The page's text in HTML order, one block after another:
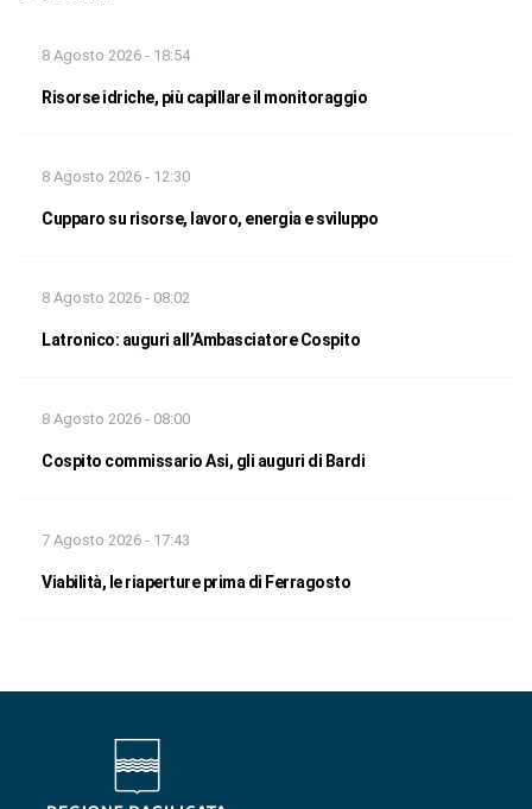
8 Agosto 2026 - 18:54
Risorse idriche, più capillare il monitoraggio
8 Agosto 2026 - 12:30
Cupparo su risorse, lavoro, energia e sviluppo
8 Agosto 2026 - 08:02
Latronico: auguri all’Ambasciatore Cospito
8 Agosto 2026 - 08:00
Cospito commissario Asi, gli auguri di Bardi
7 Agosto 2026 - 17:43
Viabilità, le riaperture prima di Ferragosto